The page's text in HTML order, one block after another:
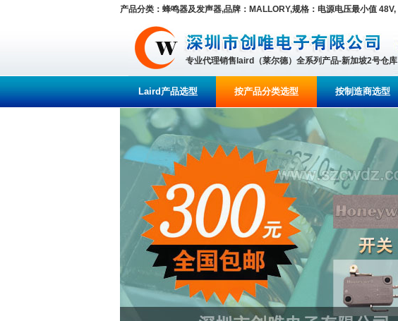
产品分类：蜂鸣器及发声器,品牌：MALLORY,规格：电源电压最小值 48V,
专业代理销售laird（莱尔德）全系列产品-新加坡2号仓库
Laird产品选型 按产品分类选型 按制造商选型